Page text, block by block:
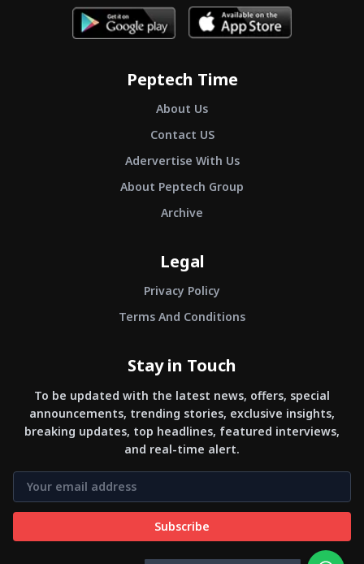
Peptech Time
About Us
Contact US
Adervertise With Us
About Peptech Group
Archive
Legal
Privacy Policy
Terms And Conditions
Stay in Touch
To be updated with the latest news, offers, special
announcements, trending stories, exclusive insights,
breaking updates, top headlines, featured interviews,
and real-time alert.
Subscribe